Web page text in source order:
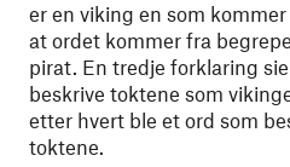
er en viking en som
at ordet kommer fra
pirat. En tredje forklaring
beskrive toktene som
etter hvert ble et ord som
toktene.